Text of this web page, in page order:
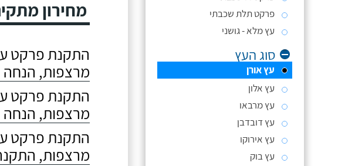
פרקט תלת שכבתי
עץ מלא - גושני
סוג העץ
עץ אורן
עץ אלון
עץ מרבאו
עץ דובדבן
עץ אירוקו
עץ בוק
מחירון
התקנת פרקט
מרצפות,
התקנת פרקט
מרצפות,
התקנת פרקט
מרצפות,